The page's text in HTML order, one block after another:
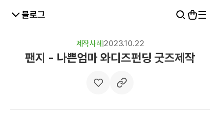
블로그
제작사례 2023.10.22
팬지 - 나쁜엄마 와디즈펀딩 굿즈제작